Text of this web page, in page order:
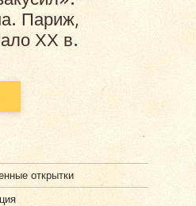
Париж,
ХХ в.
открытки